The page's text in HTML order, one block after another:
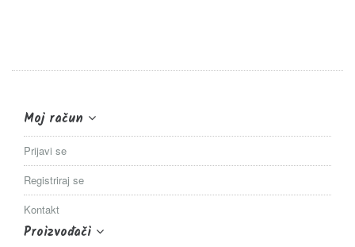
Moj račun
Prijavi se
Registriraj se
Kontakt
Proizvođači